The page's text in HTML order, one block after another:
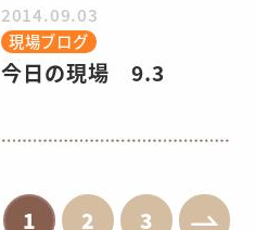
2014.09.03
現場ブログ
今日の現場 9.3
1 2 3